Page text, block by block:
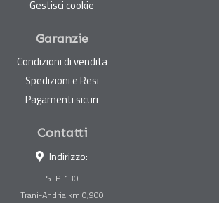
Gestisci cookie
Garanzie
Condizioni di vendita
Spedizioni e Resi
Pagamenti sicuri
Contatti
Indirizzo:
S. P. 130
Trani-Andria km 0,900